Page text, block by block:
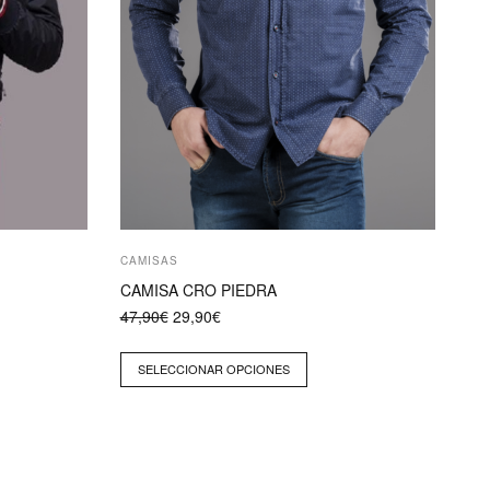
CAMISAS
CAMISA CRO PIEDRA
47,90€ El
precio
era:
47,90€.
29,90€El
precio
es:
29,90€.
SELECCIONAR OPCIONES
la
página
de
producto